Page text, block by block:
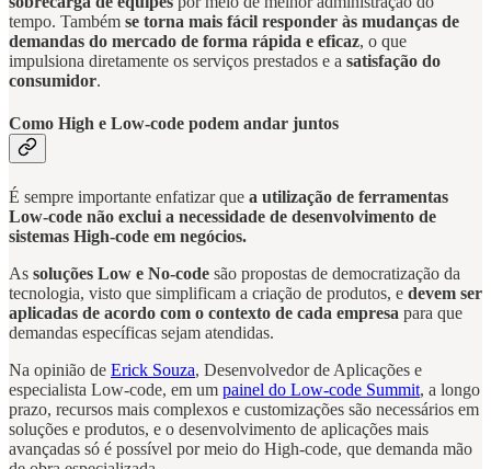
tempo. Também se torna mais fácil responder às mudanças de
demandas do mercado de forma rápida e eficaz, o que
impulsiona diretamente os serviços prestados e a satisfação do
consumidor.
Como High e Low-code podem andar juntos
É sempre importante enfatizar que a utilização de ferramentas
Low-code não exclui a necessidade de desenvolvimento de
sistemas High-code em negócios.
As soluções Low e No-code são propostas de democratização da
tecnologia, visto que simplificam a criação de produtos, e devem ser
aplicadas de acordo com o contexto de cada empresa para que
demandas específicas sejam atendidas.
Na opinião de Erick Souza, Desenvolvedor de Aplicações e
especialista Low-code, em um painel do Low-code Summit, a longo
prazo, recursos mais complexos e customizações são necessários em
soluções e produtos, e o desenvolvimento de aplicações mais
avançadas só é possível por meio do High-code, que demanda mão